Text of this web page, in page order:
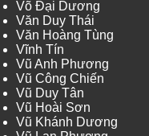
Võ Đại Dương
Văn Duy Thái
Văn Hoàng Tùng
Vĩnh Tín
Vũ Anh Phương
Vũ Công Chiến
Vũ Duy Tân
Vũ Hoài Sơn
Vũ Khánh Dương